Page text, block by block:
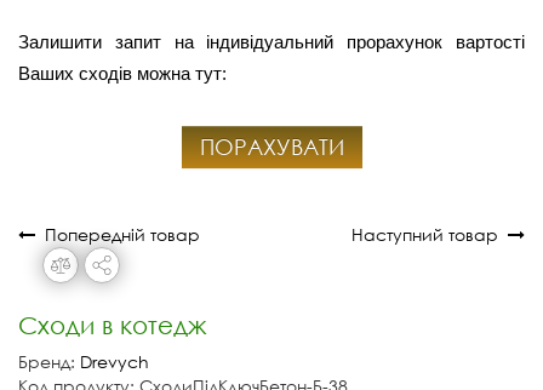
Залишити запит на індивідуальний прорахунок вартості
Ваших сходів можна тут:
ПОРАХУВАТИ
Попередній товар Наступний товар
Сходи в котедж
Бренд: Drevych